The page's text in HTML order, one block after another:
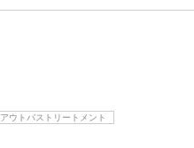
アウトバストリートメント